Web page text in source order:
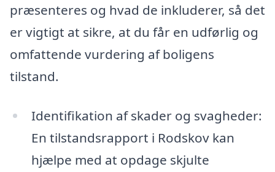
præsenteres og hvad de inkluderer, så det
er vigtigt at sikre, at du får en udførlig og
omfattende vurdering af boligens
tilstand.
Identifikation af skader og svagheder:
En tilstandsrapport i Rodskov kan
hjælpe med at opdage skjulte